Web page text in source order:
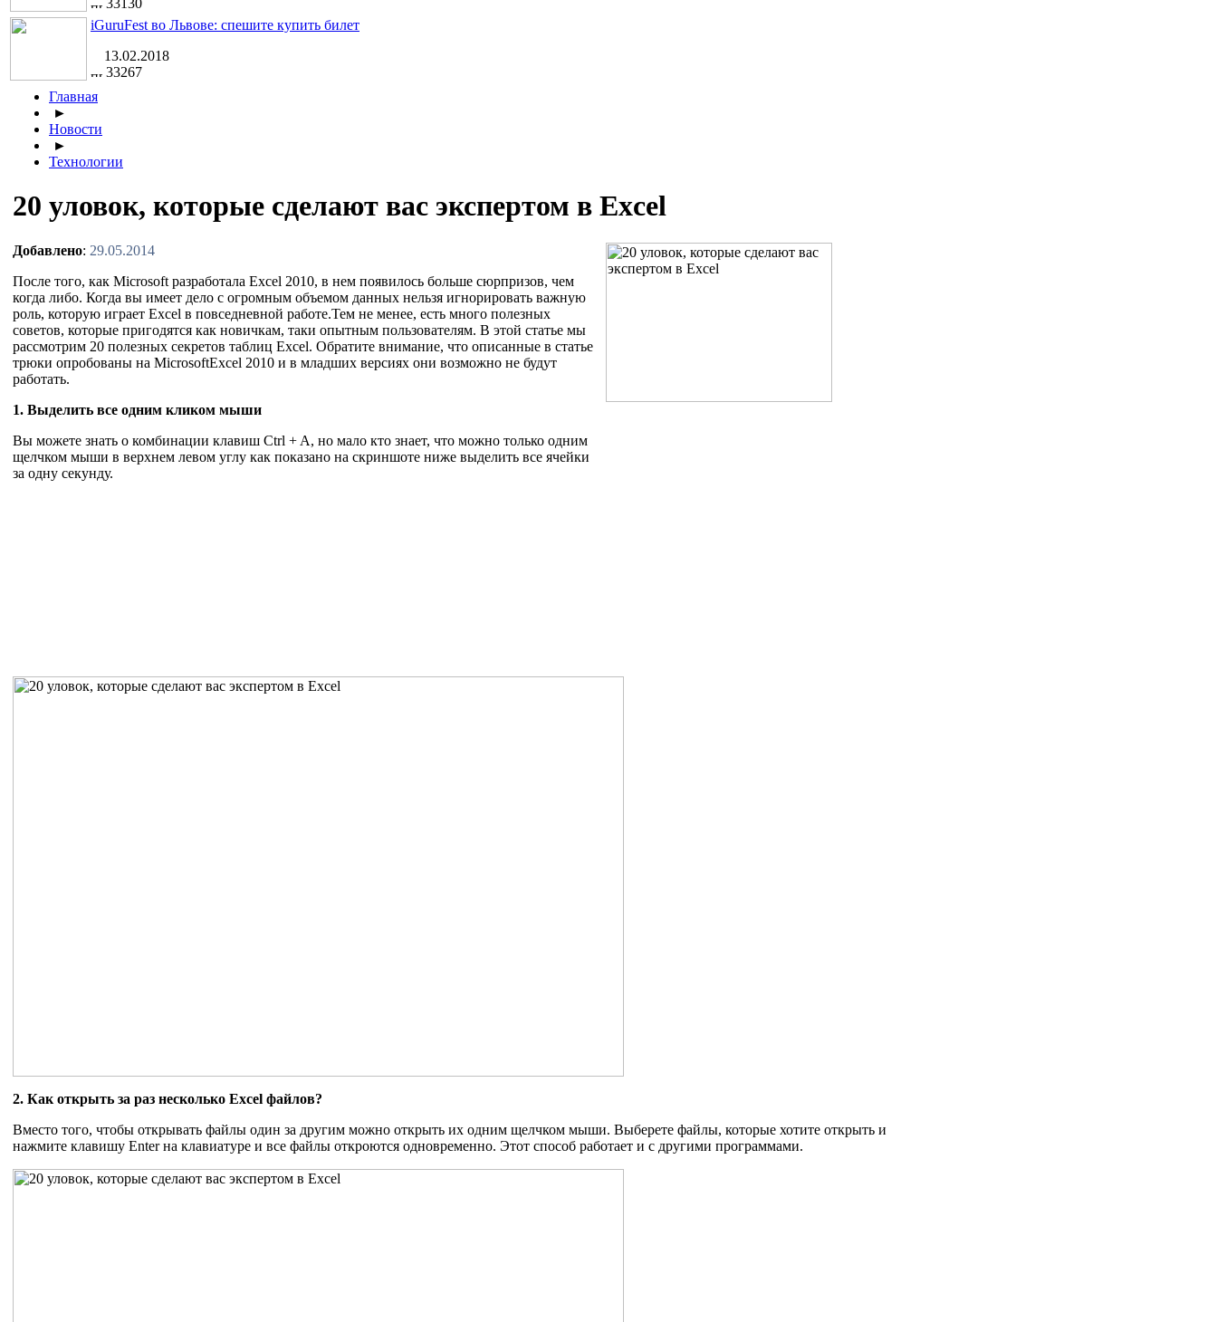
33130
iGuruFest во Львове: спешите купить билет
13.02.2018
33267
Главная
►
Новости
►
Технологии
20 уловок, которые сделают вас экспертом в Excel
Добавлено: 29.05.2014
После того, как Microsoft разработала Excel 2010, в нем появилось больше сюрпризов, чем
когда либо. Когда вы имеет дело с огромным объемом данных нельзя игнорировать важную
роль, которую играет Excel в повседневной работе.Тем не менее, есть много полезных
советов, которые пригодятся как новичкам, таки опытным пользователям. В этой статье мы
рассмотрим 20 полезных секретов таблиц Excel. Обратите внимание, что описанные в статье
трюки опробованы на MicrosoftExcel 2010 и в младших версиях они возможно не будут
работать.
1. Выделить все одним кликом мыши
Вы можете знать о комбинации клавиш Ctrl + A, но мало кто знает, что можно только одним
щелчком мыши в верхнем левом углу как показано на скриншоте ниже выделить все ячейки
за одну секунду.
2. Как открыть за раз несколько Excel файлов?
Вместо того, чтобы открывать файлы один за другим можно открыть их одним щелчком мыши. Выберете файлы, которые хотите открыть и
нажмите клавишу Enter на клавиатуре и все файлы откроются одновременно. Этот способ работает и с другими программами.